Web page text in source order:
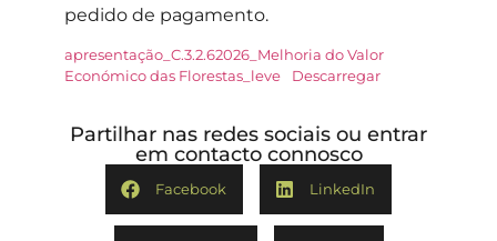
pedido de pagamento.
apresentação_C.3.2.62026_Melhoria do Valor
Económico das Florestas_leve
Descarregar
Partilhar nas redes sociais ou entrar
em contacto connosco
Facebook LinkedIn